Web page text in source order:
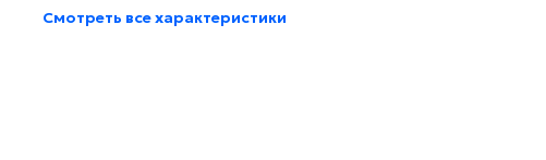
Смотреть все характеристики